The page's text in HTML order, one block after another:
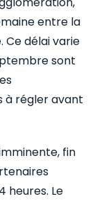
entre la
Ce délai varie
sont
à régler avant
fin
heures. Le